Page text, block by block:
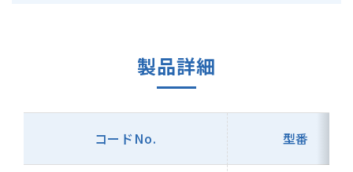
製品詳細
コードNo. 型番